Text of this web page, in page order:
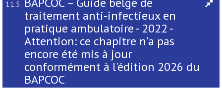
11.5.
traitement anti-infectieux en
pratique ambulatoire - 2022 -
Attention: ce chapitre n'a pas
encore été mis à jour
conformément à l'édition 2026 du
BAPCOC